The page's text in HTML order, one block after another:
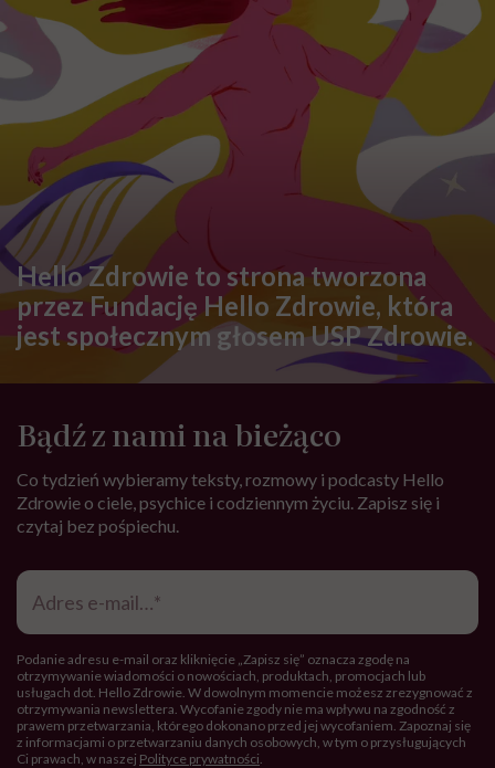
Hello Zdrowie to strona tworzona
przez Fundację Hello Zdrowie, która
jest społecznym głosem USP Zdrowie.
Bądź z nami na bieżąco
Co tydzień wybieramy teksty, rozmowy i podcasty Hello
Zdrowie o ciele, psychice i codziennym życiu. Zapisz się i
czytaj bez pośpiechu.
Adres
mail*
Podanie adresu e-mail oraz kliknięcie „Zapisz się” oznacza zgodę na
otrzymywanie wiadomości o nowościach, produktach, promocjach lub
usługach dot. Hello Zdrowie. W dowolnym momencie możesz zrezygnować z
otrzymywania newslettera. Wycofanie zgody nie ma wpływu na zgodność z
prawem przetwarzania, którego dokonano przed jej wycofaniem. Zapoznaj się
z informacjami o przetwarzaniu danych osobowych, w tym o przysługujących
Ci prawach, w naszej Polityce prywatności